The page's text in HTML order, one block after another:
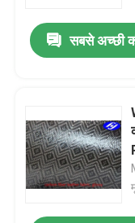
सबसे अच्छी